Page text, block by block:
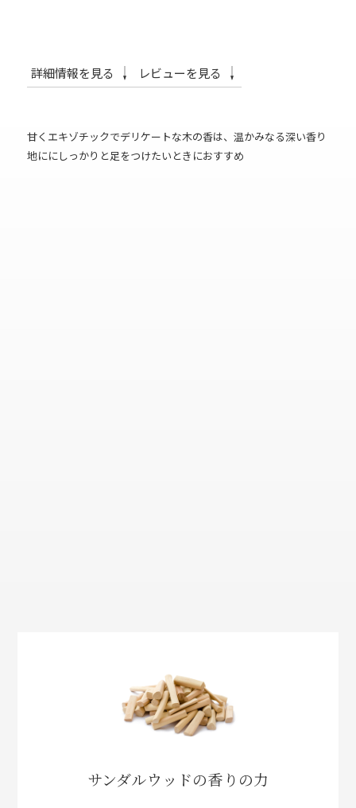
詳細情報を見る レビューを見る
甘くエキゾチックでデリケートな木の香は、温かみなる深い香り
地ににしっかりと足をつけたいときにおすすめ
サンダルウッドの香りの力